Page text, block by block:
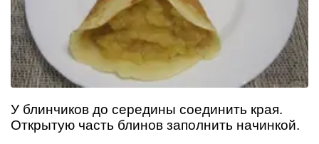
У блинчиков до середины соединить края.
Открытую часть блинов заполнить начинкой.